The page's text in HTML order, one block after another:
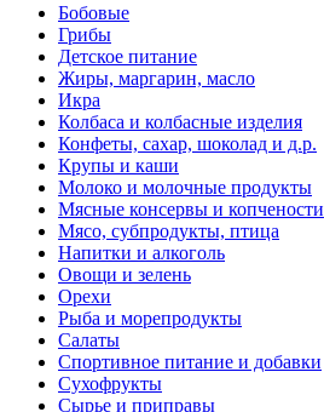
Бобовые
Грибы
Детское питание
Жиры, маргарин, масло
Икра
Колбаса и колбасные изделия
Конфеты, сахар, шоколад и д.р.
Крупы и каши
Молоко и молочные продукты
Мясные консервы и копчености
Мясо, субпродукты, птица
Напитки и алкоголь
Овощи и зелень
Орехи
Рыба и морепродукты
Салаты
Спортивное питание и добавки
Сухофрукты
Сырье и приправы